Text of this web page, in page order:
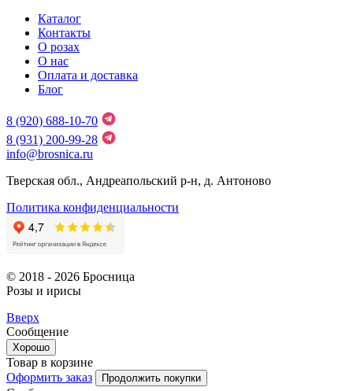
Каталог
Контакты
О розах
О нас
Оплата и доставка
Блог
8 (920) 688-10-70
8 (931) 200-99-28
info@brosnica.ru
Тверская обл., Андреапольский р-н, д. Антоново
Политика конфиденциальности
© 2018 - 2026 Бросница
Розы и ирисы
Вверх
Сообщение
Хорошо
Товар в корзине
Оформить заказ
Продолжить покупки